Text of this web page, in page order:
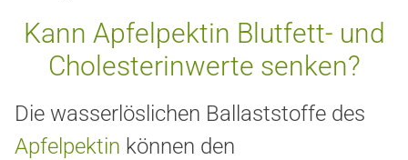
Kann Apfelpektin Blutfett- und
Cholesterinwerte senken?
Die wasserlöslichen Ballaststoffe des
Apfelpektin können den